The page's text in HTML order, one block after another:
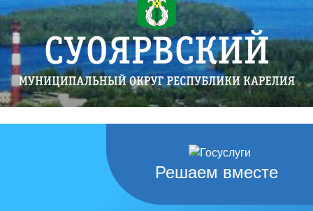
Решаем вместе